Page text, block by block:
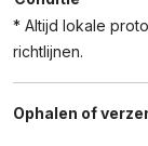
* Altijd lokale
richtlijnen.
Ophalen of